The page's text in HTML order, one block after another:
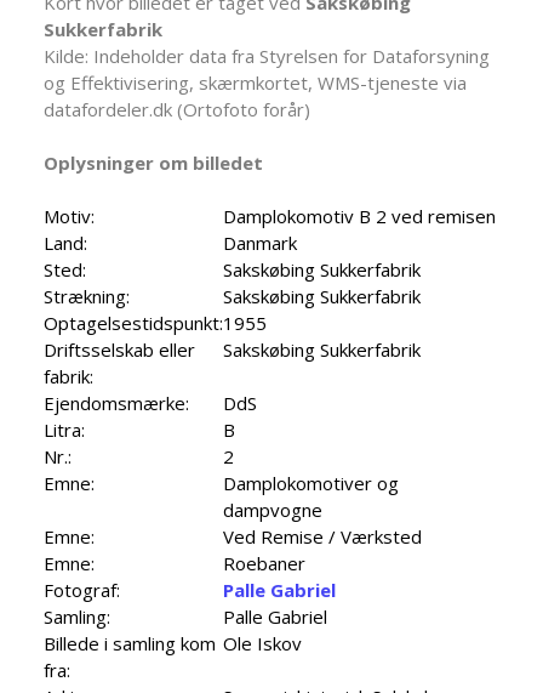
Sukkerfabrik
Kilde: Indeholder data fra Styrelsen for Dataforsyning
og Effektivisering, skærmkortet, WMS-tjeneste via
datafordeler.dk (Ortofoto forår)
Oplysninger om billedet
Motiv:
Damplokomotiv B 2 ved remisen
Land:
Danmark
Sted:
Sakskøbing Sukkerfabrik
Strækning:
Sakskøbing Sukkerfabrik
Optagelsestidspunkt:1955
Driftsselskab eller
fabrik:
Sakskøbing Sukkerfabrik
Ejendomsmærke:
DdS
Litra:
B
Nr.:
2
Emne:
Damplokomotiver og
dampvogne
Emne:
Ved Remise / Værksted
Emne:
Roebaner
Fotograf:
Palle Gabriel
Samling:
Palle Gabriel
Billede i samling kom
fra:
Ole Iskov